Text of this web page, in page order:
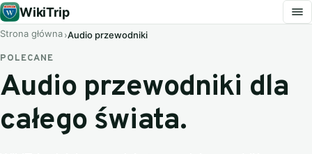
WikiTrip
Strona główna Audio przewodniki
POLECANE
Audio przewodniki dla
całego świata.